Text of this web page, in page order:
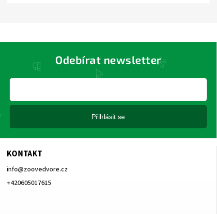
KONTAKT
info@zoovedvore.cz
+420605017615
Odebírat newsletter
Přihlásit se